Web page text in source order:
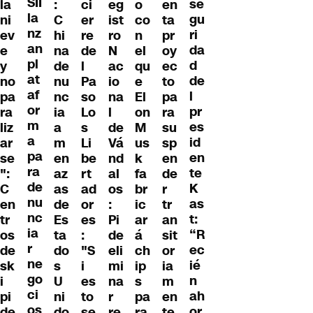
la
ni
ev
e
y
no
pa
ra
liz
ar
se
":
C
en
tr
os
de
sk
i
pi
la
nz
an
pl
at
af
or
m
a
pa
ra
de
nu
nc
ia
r
ne
go
ci
:
C
hi
na
de
nu
nc
ia
a
m
en
az
as
de
Es
ta
do
s
U
ni
ci
er
re
de
l
Pa
so
Lo
s
Li
be
rt
ad
or
es
:
"S
i
es
to
eg
ist
ro
N
ac
io
na
l
de
Vá
nd
al
os
:
Pi
de
eli
mi
na
r
o
co
n
el
qu
e
El
on
M
us
k
fa
br
ic
ar
á
ch
ip
s
pa
en
ta
pr
oy
ec
to
pa
ra
su
sp
en
de
r
tr
an
sit
or
ia
m
en
se
gu
ri
da
d
de
l
pr
es
id
en
te
K
as
t:
“R
ec
ié
n
ah